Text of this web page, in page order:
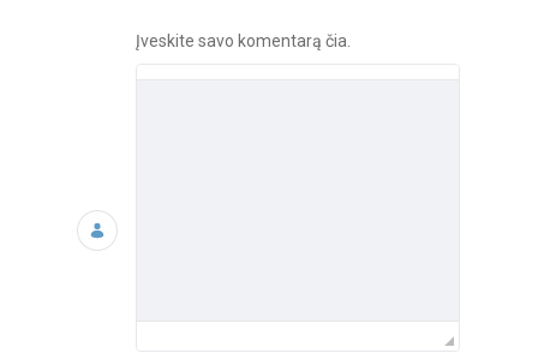
Įveskite savo komentarą čia.